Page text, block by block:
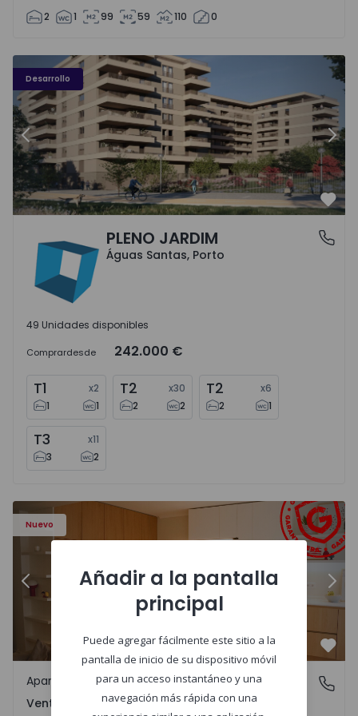
2 1 99 59 110 0
Desarrollo
PLENO JARDIM - 3
Anterior
Águas Santas, PortoPLENO JARDIM
Águas Santas, Porto
49 Unidades disponibles
Comprardesde 242.000 €
T1 x2
1
1
T2 x30
2
2
T2 x6
2
1
T3 x11
3
2
Nuevo
Apartamento T2 Amadora, Venteira - 1575182 - 15
Anterior
Venteira, Lisboa
Apartamento
Venteira, Lisboa
Añadir a la pantalla
principal
Puede agregar fácilmente este sitio a la
pantalla de inicio de su dispositivo móvil
para un acceso instantáneo y una
navegación más rápida con una